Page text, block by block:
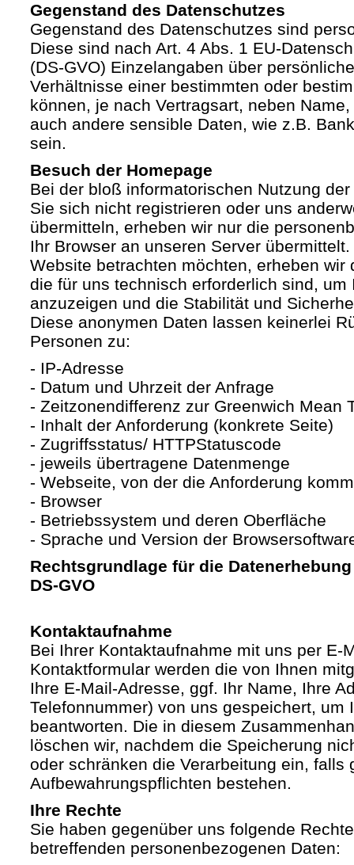
Gegenstand des Datenschutzes
Gegenstand des Datenschutzes sind
Diese sind nach Art. 4 Abs. 1 EU-
(DS-GVO) Einzelangaben über
Verhältnisse einer bestimmten oder
können, je nach Vertragsart, neben
auch andere sensible Daten, wie z.B.
sein.
Besuch der Homepage
Bei der bloß informatorischen Nutzung
Sie sich nicht registrieren oder uns
übermitteln, erheben wir nur die
Ihr Browser an unseren Server
Website betrachten möchten, erheben wir
die für uns technisch erforderlich sind, um
anzuzeigen und die Stabilität und
Diese anonymen Daten lassen keinerlei
Personen zu:
- IP-Adresse
- Datum und Uhrzeit der Anfrage
- Zeitzonendifferenz zur Greenwich Mean
- Inhalt der Anforderung (konkrete Seite)
- Zugriffsstatus/ HTTPStatuscode
- jeweils übertragene Datenmenge
- Webseite, von der die Anforderung
- Browser
- Betriebssystem und deren Oberfläche
- Sprache und Version der
Rechtsgrundlage für die
DS-GVO
Kontaktaufnahme
Bei Ihrer Kontaktaufnahme mit uns per E-
Kontaktformular werden die von Ihnen
Ihre E-Mail-Adresse, ggf. Ihr Name, Ihre
Telefonnummer) von uns gespeichert, um
beantworten. Die in diesem
löschen wir, nachdem die Speicherung
oder schränken die Verarbeitung ein, falls
Aufbewahrungspflichten bestehen.
Ihre Rechte
Sie haben gegenüber uns folgende
betreffenden personenbezogenen Daten: